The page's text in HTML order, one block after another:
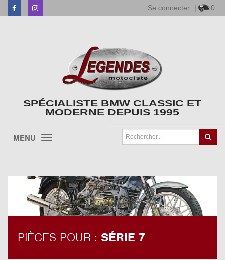
FacebookInstagram Se connecter | 0
SPÉCIALISTE BMW CLASSIC ET
MODERNE DEPUIS 1995
MENU
PIÈCES POUR : SÉRIE 7